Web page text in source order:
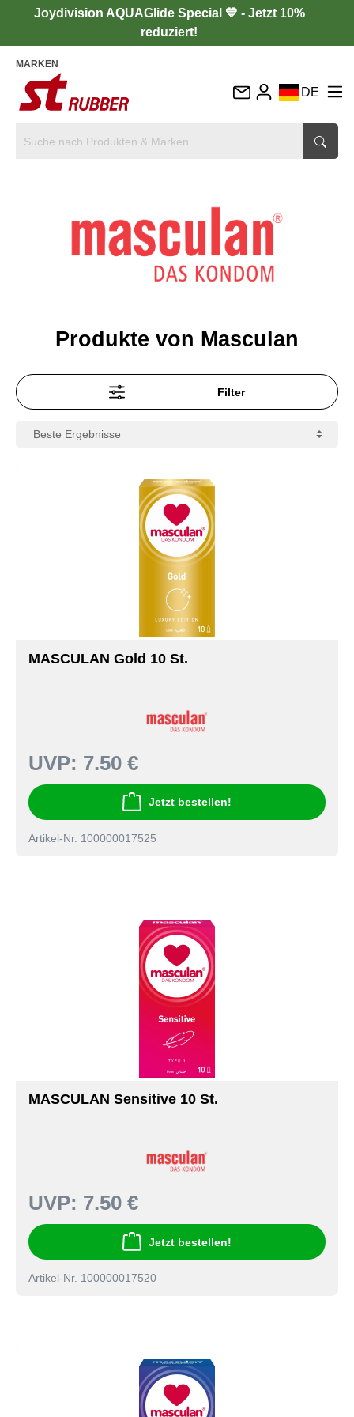
Joydivision AQUAGlide Special 💙 - Jetzt 10%
reduziert!
MARKEN
DE
IT
Produkte von Masculan
Filter
MASCULAN Gold 10 St.
UVP: 7.50 €
Jetzt bestellen!
Artikel-Nr. 100000017525
MASCULAN Sensitive 10 St.
UVP: 7.50 €
Jetzt bestellen!
Artikel-Nr. 100000017520